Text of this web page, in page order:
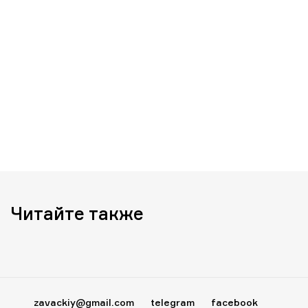
Читайте также
zavackiy@gmail.com telegram facebook